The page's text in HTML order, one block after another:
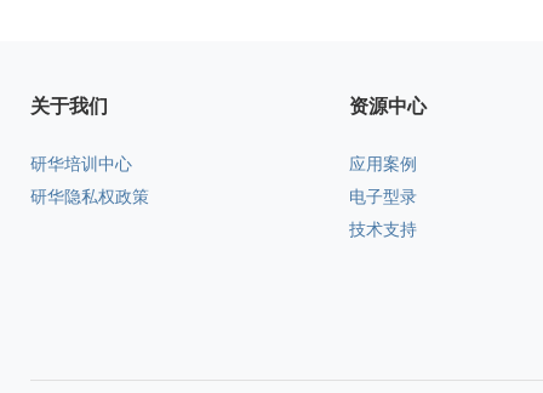
关于我们
研华培训中心
研华隐私权政策
资源中心
应用案例
电子型录
技术支持